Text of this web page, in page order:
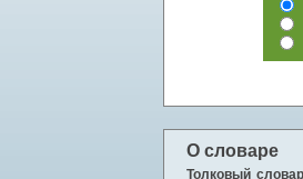
О словаре
Толковый